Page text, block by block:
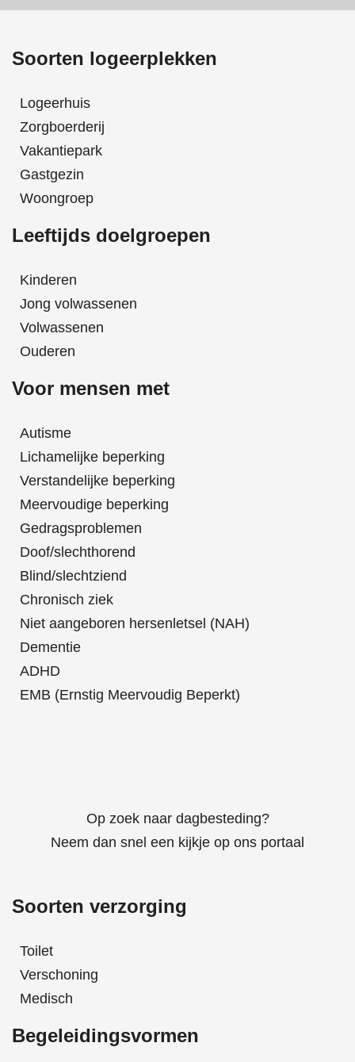
Soorten logeerplekken
Logeerhuis
Zorgboerderij
Vakantiepark
Gastgezin
Woongroep
Leeftijds doelgroepen
Kinderen
Jong volwassenen
Volwassenen
Ouderen
Voor mensen met
Autisme
Lichamelijke beperking
Verstandelijke beperking
Meervoudige beperking
Gedragsproblemen
Doof/slechthorend
Blind/slechtziend
Chronisch ziek
Niet aangeboren hersenletsel (NAH)
Dementie
ADHD
EMB (Ernstig Meervoudig Beperkt)
Op zoek naar dagbesteding?
Neem dan snel een kijkje op ons portaal
Soorten verzorging
Toilet
Verschoning
Medisch
Begeleidingsvormen